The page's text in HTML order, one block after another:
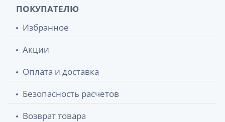
ПОКУПАТЕЛЮ
Избранное
Акции
Оплата и доставка
Безопасность расчетов
Возврат товара